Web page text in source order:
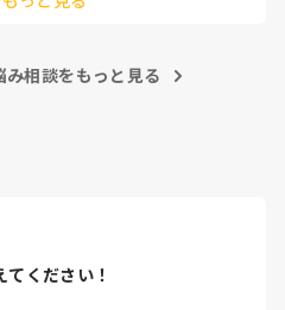
ートの子育て支援員として働か
を過ごしています！やめてよか
み相談をもっと見る
ください！